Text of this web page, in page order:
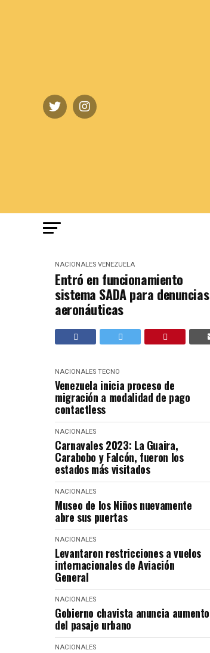
NACIONALES VENEZUELA
Entró en funcionamiento
sistema SADA para denuncias
aeronáuticas
NACIONALES TECNO
Venezuela inicia proceso de
migración a modalidad de pago
contactless
NACIONALES
Carnavales 2023: La Guaira,
Carabobo y Falcón, fueron los
estados más visitados
NACIONALES
Museo de los Niños nuevamente
abre sus puertas
NACIONALES
Levantaron restricciones a vuelos
internacionales de Aviación
General
NACIONALES
Gobierno chavista anuncia aumento
del pasaje urbano
NACIONALES